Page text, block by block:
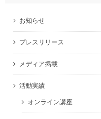
お知らせ
プレスリリース
メディア掲載
活動実績
オンライン講座